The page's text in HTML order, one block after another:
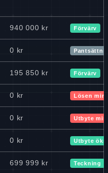
940 000 kr Förvärv
0 kr
195 850 kr Förvärv
0 kr Lösen
0 kr Utbyte
0 kr Utbyte
699 999 kr Teckning